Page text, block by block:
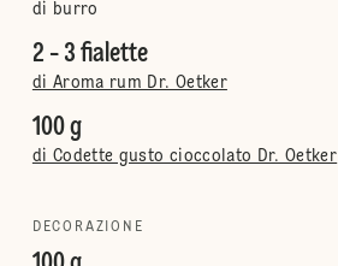
di burro
2 - 3 fialette
di Aroma rum Dr. Oetker
100 g
di Codette gusto cioccolato Dr. Oetker
DECORAZIONE